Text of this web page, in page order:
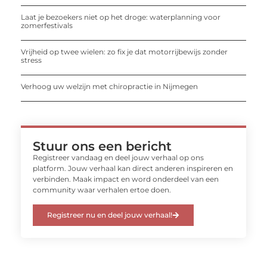
Laat je bezoekers niet op het droge: waterplanning voor
zomerfestivals
Vrijheid op twee wielen: zo fix je dat motorrijbewijs zonder
stress
Verhoog uw welzijn met chiropractie in Nijmegen
Stuur ons een bericht
Registreer vandaag en deel jouw verhaal op ons
platform. Jouw verhaal kan direct anderen inspireren en
verbinden. Maak impact en word onderdeel van een
community waar verhalen ertoe doen.
Registreer nu en deel jouw verhaal!